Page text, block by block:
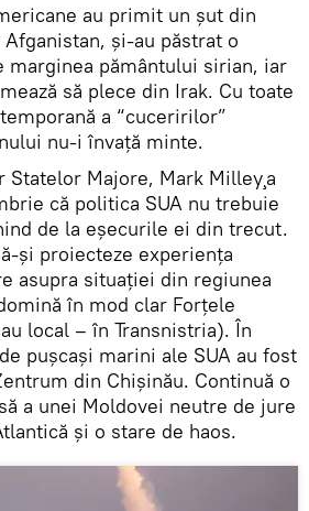
au primit un șut din
și-au păstrat o
marginea pământului sirian, iar
să plece din Irak. Cu toate
a “cuceririlor”
nu-i învață minte.
Majore, Mark Milley¸a
că politica SUA nu trebuie
de la eșecurile ei din trecut.
și proiecteze experiența
asupra situației din regiunea
în mod clar Forțele
local – în Transnistria). În
pușcași marini ale SUA au fost
din Chișinău. Continuă o
a unei Moldovei neutre de jure
și o stare de haos.